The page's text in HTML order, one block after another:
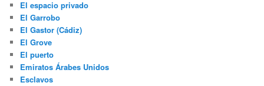
El espacio privado
El Garrobo
El Gastor (Cádiz)
El Grove
El puerto
Emiratos Árabes Unidos
Esclavos